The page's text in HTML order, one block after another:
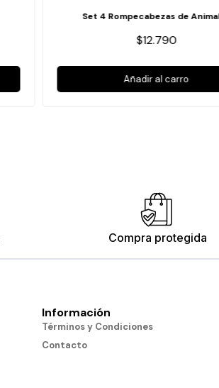
Set 4 Rompecabezas de
$12.790
Añadir al carro
Compra protegida
Información
Términos y Condiciones
Contacto